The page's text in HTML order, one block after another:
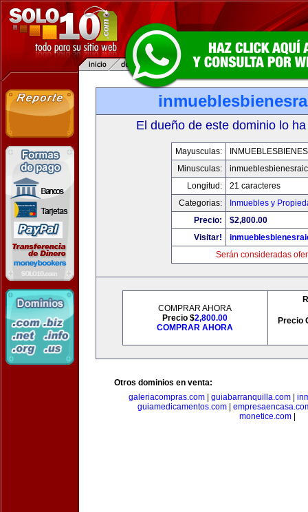
El dueño de este dominio lo
Mayusculas:
Minusculas:
Longitud:
21 caracteres
Categorias:
Inmuebles y
Precio:
$2,800.00
Visitar!
Serán consideradas
COMPRAR AHORA
Precio $2,800.00
COMPRAR AHORA
Precio
Otros dominios en venta:
galeriacompras.com
guiabarranquilla.com
guiamedicamentos.com|
monetice.com